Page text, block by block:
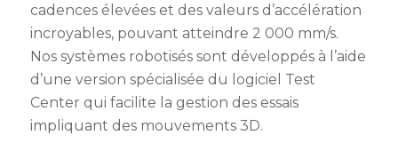
cadences élevées et des valeurs d’accélération
incroyables, pouvant atteindre 2 000 mm/s.
Nos systèmes robotisés sont développés à l’aide
d’une version spécialisée du logiciel Test
Center qui facilite la gestion des essais
impliquant des mouvements 3D.